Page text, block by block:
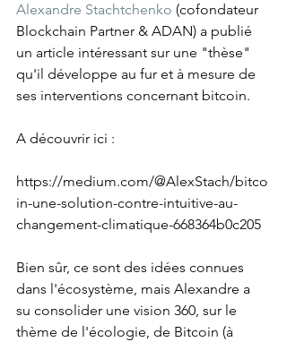
Alexandre Stachtchenko (cofondateur
Blockchain Partner & ADAN) a publié
un article intéressant sur une "thèse"
qu'il développe au fur et à mesure de
ses interventions concernant bitcoin.
A découvrir ici :
https://medium.com/@AlexStach/bitco
in-une-solution-contre-intuitive-au-
changement-climatique-668364b0c205
Bien sûr, ce sont des idées connues
dans l'écosystème, mais Alexandre a
su consolider une vision 360, sur le
thème de l'écologie, de Bitcoin (à